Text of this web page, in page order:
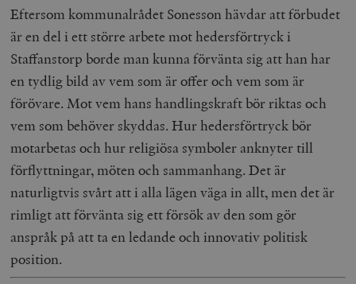
Eftersom kommunalrådet Sonesson hävdar att förbudet
är en del i ett större arbete mot hedersförtryck i
Staffanstorp borde man kunna förvänta sig att han har
en tydlig bild av vem som är offer och vem som är
förövare. Mot vem hans handlingskraft bör riktas och
vem som behöver skyddas. Hur hedersförtryck bör
motarbetas och hur religiösa symboler anknyter till
förflyttningar, möten och sammanhang. Det är
naturligtvis svårt att i alla lägen väga in allt, men det är
rimligt att förvänta sig ett försök av den som gör
anspråk på att ta en ledande och innovativ politisk
position.
wp_woocommerce_session_[abcdef0123456789]
{32}
timbro.se
Inc.
_hjAbsoluteSessionInProgress
Hotjar Ltd